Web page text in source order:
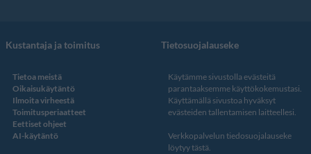
Kustantaja ja toimitus
Tietoa meistä
Oikaisukäytäntö
Ilmoita virheestä
Toimitusperiaatteet
Eettiset ohjeet
AI-käytäntö
Tietosuojalauseke
Käytämme sivustolla evästeitä
parantaaksemme käyttökokemustasi.
Käyttämällä sivustoa hyväksyt
evästeiden tallentamisen laitteellesi.
Verkkopalvelun tiedosuojalauseke
löytyy tästä.